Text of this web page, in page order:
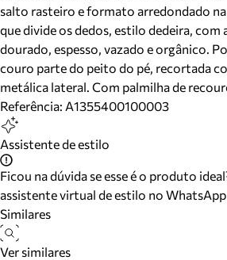
salto rasteiro e formato arredondado
que divide os dedos, estilo dedeira, com
dourado, espesso, vazado e orgânico.
couro parte do peito do pé, recortada
metálica lateral. Com palmilha de
Referência: A1355400100003
Assistente de estilo
Ficou na dúvida se esse é o produto
assistente virtual de estilo no WhatsApp
Similares
Ver similares